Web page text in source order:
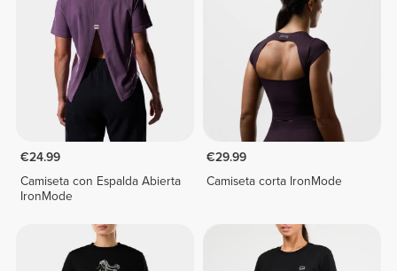
€24.99
Camiseta con Espalda Abierta
IronMode
€29.99
Camiseta corta IronMode